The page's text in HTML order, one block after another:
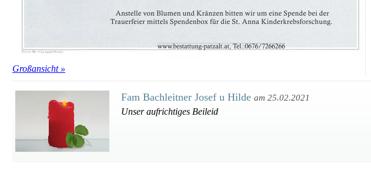
Großansicht »
Fam Bachleitner Josef u Hilde am 25.02.2021
Unser aufrichtiges Beileid